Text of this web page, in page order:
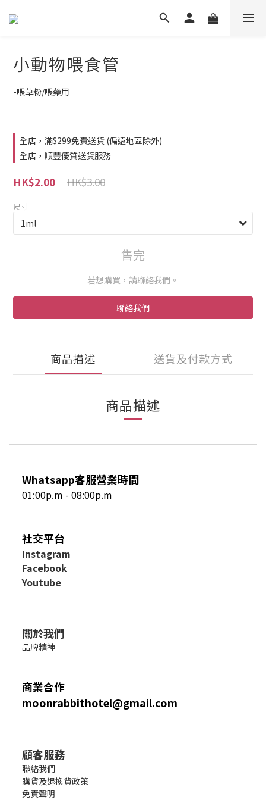
小動物喂食管
-喂草粉/喂藥用
全店，滿$299免費送貨 (偏遠地區除外)
全店，順豐優質送貨服務
HK$3.00
HK$2.00
尺寸
售完
若想購買，請聯絡我們。
聯絡我們
商品描述 送貨及付款方式
商品描述
Whatsapp客服營業時間
01:00p.m - 08:00p.m
社交平台
Instagram
Facebook
Youtube
關於我們
品牌精神
商業合作
moonrabbithotel@gmail.com
顧客服務
聯絡我們
購貨及退換貨政策
免責聲明